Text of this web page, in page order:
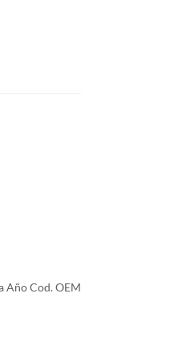
Año Cod. OEM